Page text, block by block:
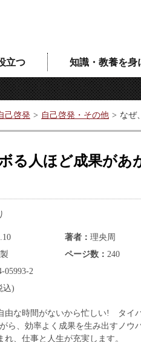
立つ 知識・教養を身
己啓発 自己啓発・その他 なぜ
る人ほど成果があ
著者
理央周
ページ数
240
05993-2
込)
由な時間がないから忙しい! タイ
ら、効率よく成果を生み出すノウ
、仕事と人生が充実します。